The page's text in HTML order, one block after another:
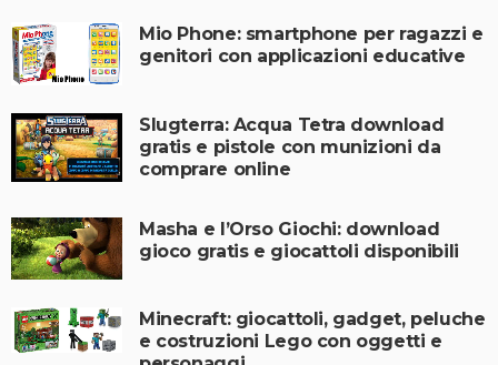
Mio Phone: smartphone per ragazzi e
genitori con applicazioni educative
Slugterra: Acqua Tetra download
gratis e pistole con munizioni da
comprare online
Masha e l’Orso Giochi: download
gioco gratis e giocattoli disponibili
Minecraft: giocattoli, gadget, peluche
e costruzioni Lego con oggetti e